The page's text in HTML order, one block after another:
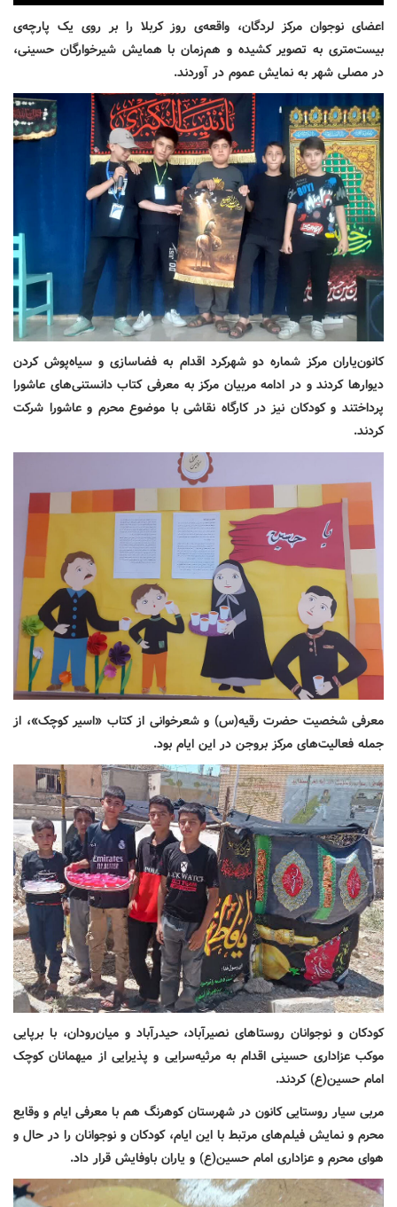
اعضای نوجوان مرکز لردگان، واقعه‌ی روز کربلا را بر روی یک پارچه‌ی
بیست‌متری به تصویر کشیده و هم‌زمان با همایش شیرخوارگان حسینی،
در مصلی شهر به نمایش عموم در آوردند.
کانون‌یاران مرکز شماره دو شهرکرد اقدام به فضاسازی و سیاه‌پوش کردن
دیوارها کردند و در ادامه مربیان مرکز به معرفی کتاب دانستنی‌های عاشورا
پرداختند و کودکان نیز در کارگاه نقاشی با موضوع محرم و عاشورا شرکت
کردند.
معرفی شخصیت حضرت رقیه(س) و شعرخوانی از کتاب «اسیر کوچک»، از
جمله فعالیت‌های مرکز بروجن در این ایام بود.
کودکان و نوجوانان روستاهای نصیرآباد، حیدرآباد و میان‌رودان، با برپایی
موکب عزاداری حسینی اقدام به مرثیه‌سرایی و پذیرایی از میهمانان کوچک
امام حسین(ع) کردند.
مربی سیار روستایی کانون در شهرستان کوهرنگ هم با معرفی ایام و وقایع
محرم و نمایش فیلم‌های مرتبط با این ایام، کودکان و نوجوانان را در حال و
هوای محرم و عزاداری امام حسین(ع) و یاران باوفایش قرار داد.